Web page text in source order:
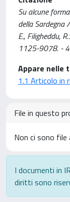
Su alcune
della Sardegna
E., Filigheddu,
1125-9078. -
Appare nelle
1.1 Articolo in
File in questo
Non ci sono
I documenti in
diritti sono